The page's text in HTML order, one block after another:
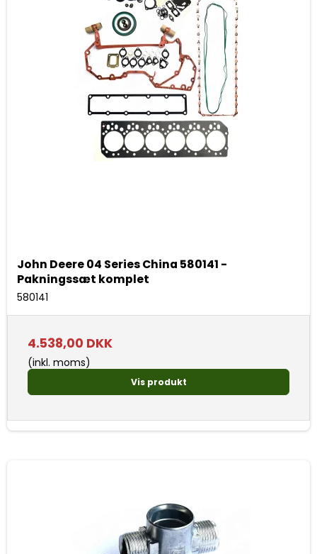
John Deere 04 Series China 580141 -
Pakningssæt komplet
580141
4.538,00 DKK
(inkl. moms)
Vis produkt